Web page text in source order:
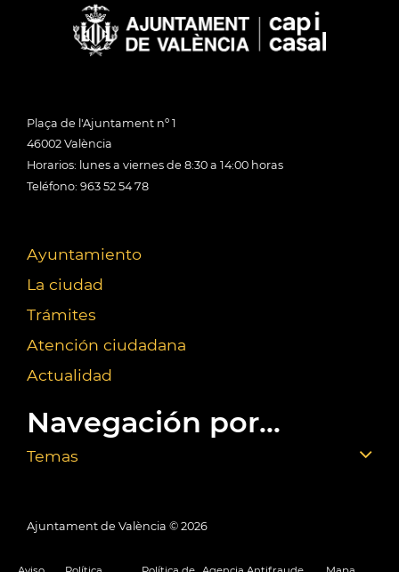
Plaça de l'Ajuntament nº 1
46002 València
Horarios: lunes a viernes de 8:30 a 14:00 horas
Teléfono: 963 52 54 78
Ayuntamiento
La ciudad
Trámites
Atención ciudadana
Actualidad
Navegación por...
Temas
Ajuntament de València © 2026